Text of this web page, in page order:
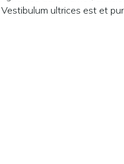
ultrices est et